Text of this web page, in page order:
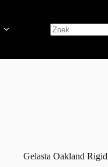
Gelasta Oakland